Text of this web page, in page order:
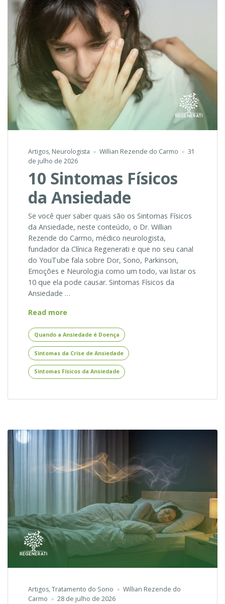
Artigos, Neurologista Willian Rezende do Carmo
31
de julho de 2026
10 Sintomas Físicos
da Ansiedade
Se você quer saber quais são os Sintomas Físicos
da Ansiedade, neste conteúdo, o Dr. Willian
Rezende do Carmo, médico neurologista,
fundador da Clínica Regenerati e que no seu canal
do YouTube fala sobre Dor, Sono, Parkinson,
Emoções e Neurologia como um todo, vai listar os
10 que ela pode causar. Sintomas Físicos da
Ansiedade …
Read more
Físicos
da
Ansiedade
Quando a Ansiedade é Doença
Sintomas da Crise de Ansiedade
Sintomas Físicos da Ansiedade
Artigos,Tratamento do Sono
Willian Rezende do
Carmo
28 de julho de 2026